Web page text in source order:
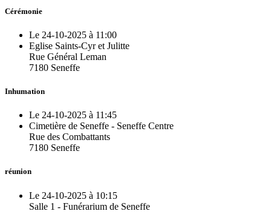
Cérémonie
Le 24-10-2025 à 11:00
Eglise Saints-Cyr et Julitte
Rue Général Leman
7180 Seneffe
Inhumation
Le 24-10-2025 à 11:45
Cimetière de Seneffe - Seneffe Centre
Rue des Combattants
7180 Seneffe
réunion
Le 24-10-2025 à 10:15
Salle 1 - Funérarium de Seneffe